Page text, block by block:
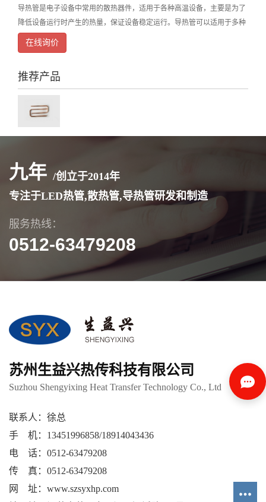
导热管是电子设备中常用的散热器件，适用于各种高温设备，主要是为了
降低设备运行时产生的热量，保证设备稳定运行。导热管可以适用于多种
类型的电子设备，其中一些常见的应用包括：1.计算机CPU和GPU：随着
计算机芯片性能的提高，现代计算机CPU和
在线询价
推荐产品
九年 /创立于2014年
专注于LED热管,散热管,导热管研发和制造
服务热线：
0512-63479208
苏州生益兴热传科技有限公司
Suzhou Shengyixing Heat Transfer Technology Co., Ltd
联系人：徐总
手 机：13451996858/18914043436
电 话：0512-63479208
传 真：0512-63479208
网 址：www.szsyxhp.com